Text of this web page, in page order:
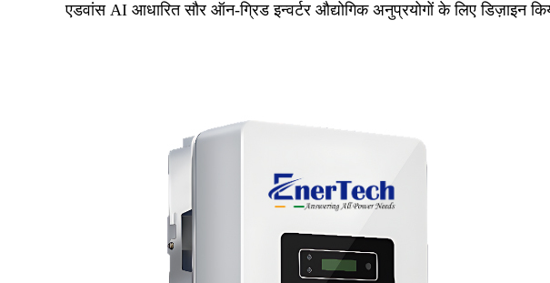
एडवांस AI आधारित सौर ऑन-ग्रिड इन्वर्टर औद्योगिक अनुप्रयोगों के लिए डिज़ाइन